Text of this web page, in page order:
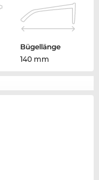
Bügellänge
140 mm